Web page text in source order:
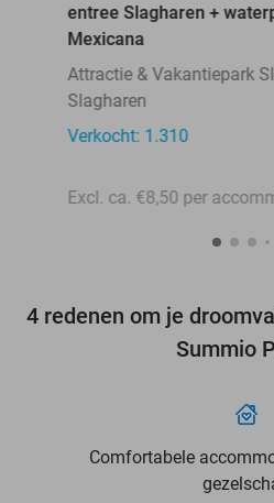
entree Slagharen +
Mexicana
Attractie & Vakantiepark
Slagharen
Verkocht: 1.310
4 redenen om je
Summio
Comfortabele